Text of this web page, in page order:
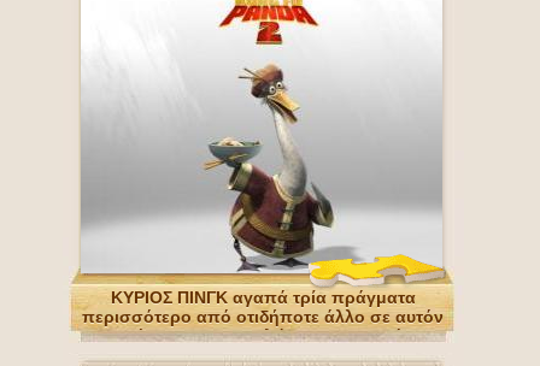
ΚΥΡΙΟΣ ΠΙΝΓΚ αγαπά τρία πράγματα
περισσότερο από οτιδήποτε άλλο σε αυτόν
τον κόσμο: ΠΟ , πουλώντας ζυμαρικά και
χυλοπίτες. Ο μπαμπάς ΟΠ.